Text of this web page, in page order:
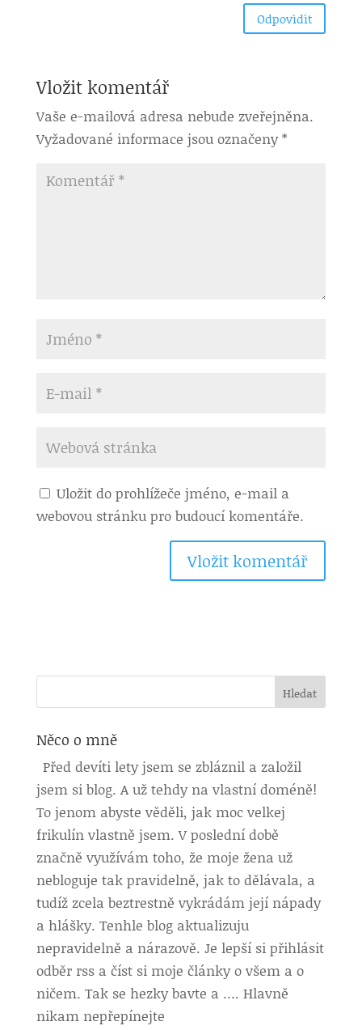
Odpovìdìt
Vložit komentář
Vaše e-mailová adresa nebude zveřejněna.
Vyžadované informace jsou označeny*
Uložit do prohlížeče jméno, e-mail a
webovou stránku pro budoucí komentáře.
Něco o mně
Před devíti lety jsem se zbláznil a založil
jsem si blog. A už tehdy na vlastní doméně!
To jenom abyste věděli, jak moc velkej
frikulín vlastně jsem. V poslední době
značně využívám toho, že moje žena už
nebloguje tak pravidelně, jak to dělávala, a
tudíž zcela beztrestně vykrádám její nápady
a hlášky. Tenhle blog aktualizuju
nepravidelně a nárazově. Je lepší si přihlásit
odběr rss a číst si moje články o všem a o
ničem. Tak se hezky bavte a …. Hlavně
nikam nepřepínejte